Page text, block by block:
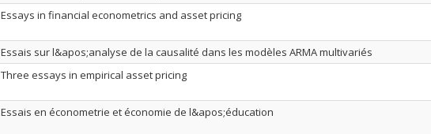
Essays in financial econometrics and asset pricing
Essais sur l&apos;analyse de la causalité dans les modèles ARMA multivariés
Three essays in empirical asset pricing
Essais en économetrie et économie de l&apos;éducation